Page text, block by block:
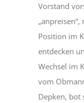
Vorstand
Position im
entdecken
Wechsel im
vom
Depken, bot